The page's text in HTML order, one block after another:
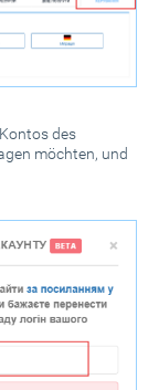
des
möchten, und